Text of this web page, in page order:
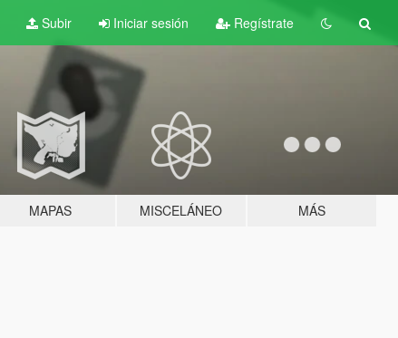
Subir Iniciar sesión Regístrate
MAPAS MISCELÁNEO MÁS